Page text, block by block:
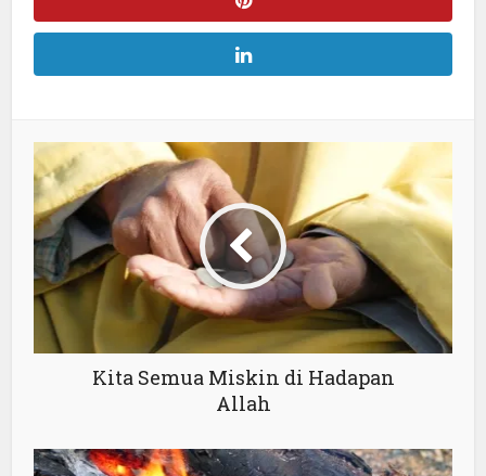
Kita Semua Miskin di Hadapan
Allah